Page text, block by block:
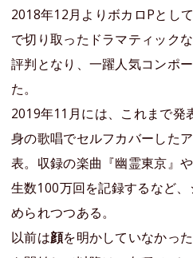
2018年12月よりボカロPとし
で切り取ったドラマティック
評判となり、一躍人気コンポ
た。
2019年11月には、これまで発
身の歌唱でセルフカバーした
表。収録の楽曲『幽霊東京』
生数100万回を記録するなど
められつつある。
以前は顔を明かしていなかっ